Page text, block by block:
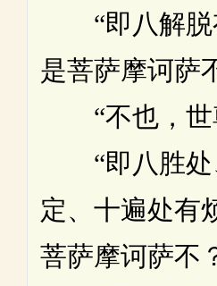
“即八解脱
是菩萨摩诃萨
“不也，世
“即八胜处
定、十遍处有
菩萨摩诃萨不